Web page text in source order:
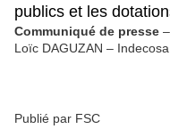
publics et les
Communiqué de presse
Loïc DAGUZAN –
Publié par FSC